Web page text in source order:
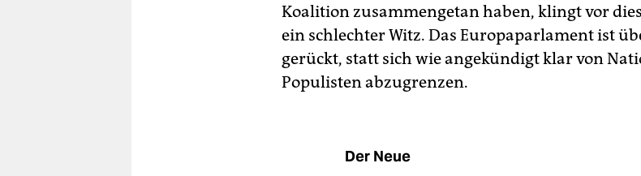
Koalition zusammengetan haben, klingt vor
ein schlechter Witz. Das Europaparlament ist
gerückt, statt sich wie angekündigt klar von
Populisten abzugrenzen.
Der Neue